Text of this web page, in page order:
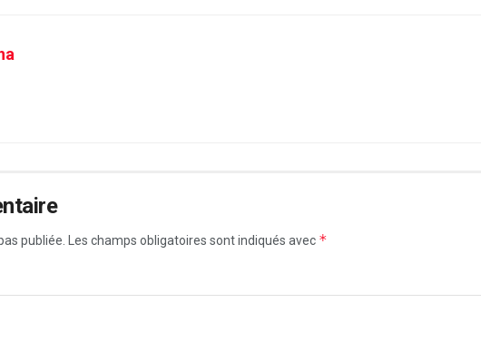
publiée. Les champs obligatoires sont indiqués avec *